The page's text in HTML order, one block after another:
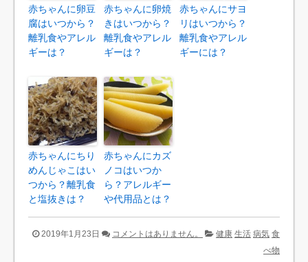
赤ちゃんに卵豆
腐はいつから？
離乳食やアレル
ギーは？
赤ちゃんに卵焼
きはいつから？
離乳食やアレル
ギーは？
赤ちゃんにサヨ
リはいつから？
離乳食やアレル
ギーには？
赤ちゃんにちり
めんじゃこはい
つから？離乳食
と塩抜きは？
赤ちゃんにカズ
ノコはいつか
ら？アレルギー
や代用品とは？
2019年1月23日 コメントはありません。 健康 生活 病気 食
べ物